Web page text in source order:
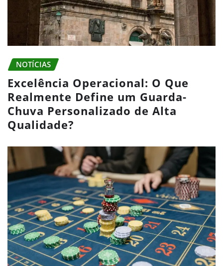
NOTÍCIAS
Excelência Operacional: O Que
Realmente Define um Guarda-
Chuva Personalizado de Alta
Qualidade?